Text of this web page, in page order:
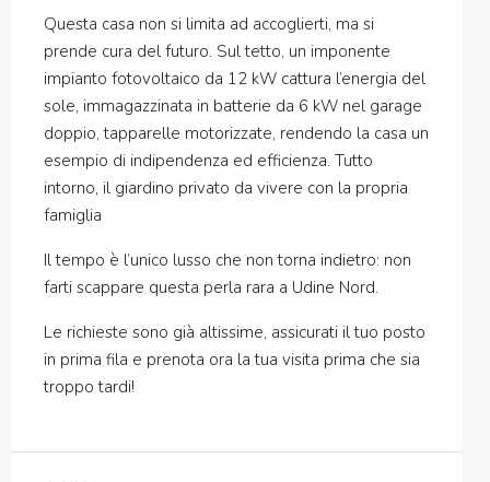
Questa casa non si limita ad accoglierti, ma si
prende cura del futuro. Sul tetto, un imponente
impianto fotovoltaico da 12 kW cattura l’energia del
sole, immagazzinata in batterie da 6 kW nel garage
doppio, tapparelle motorizzate, rendendo la casa un
esempio di indipendenza ed efficienza. Tutto
intorno, il giardino privato da vivere con la propria
famiglia
Il tempo è l’unico lusso che non torna indietro: non
farti scappare questa perla rara a Udine Nord.
Le richieste sono già altissime, assicurati il tuo posto
in prima fila e prenota ora la tua visita prima che sia
troppo tardi!